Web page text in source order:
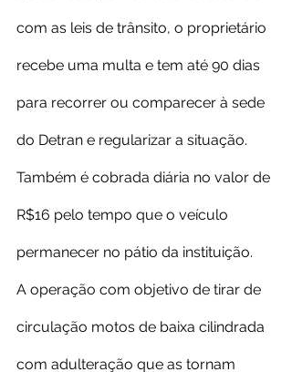
com as leis de trânsito, o proprietário
recebe uma multa e tem até 90 dias
para recorrer ou comparecer à sede
do Detran e regularizar a situação.
Também é cobrada diária no valor de
R$16 pelo tempo que o veículo
permanecer no pátio da instituição.
A operação com objetivo de tirar de
circulação motos de baixa cilindrada
com adulteração que as tornam